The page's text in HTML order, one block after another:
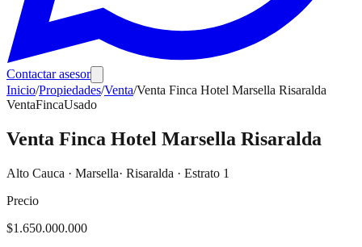
Contactar asesor
Inicio/Propiedades/Venta/Venta Finca Hotel Marsella Risaralda
VentaFincaUsado
Venta Finca Hotel Marsella Risaralda
Alto Cauca · Marsella· Risaralda · Estrato 1
Precio
$1.650.000.000